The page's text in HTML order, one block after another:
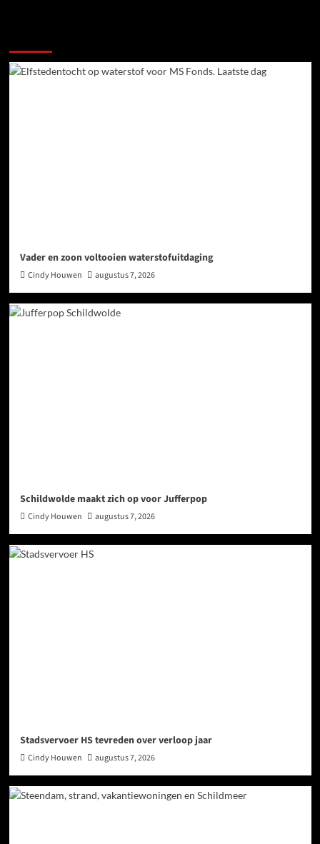
Vader en zoon voltooien waterstofuitdaging
Cindy Houwen augustus 7, 2026
Schildwolde maakt zich op voor Jufferpop
Cindy Houwen augustus 7, 2026
Stadsvervoer HS tevreden over verloop jaar
Cindy Houwen augustus 7, 2026